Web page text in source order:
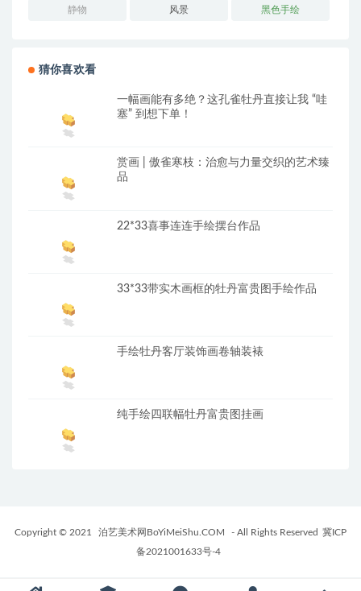
静物 风景 黑色手绘
猜你喜欢看
一幅画能有多绝？这孔雀牡丹直接让我 “哇
塞” 到想下单！
赏画 | 傲雀寒枝：治愈与力量交织的艺术臻
品
22*33喜事连连手绘摆台作品
33*33带实木画框的牡丹富贵图手绘作品
手绘牡丹客厅装饰画卷轴装裱
纯手绘四联幅牡丹富贵图挂画
Copyright © 2021 泊艺美术网BoYiMeiShu.COM - All Rights Reserved 冀ICP
备2021001633号-4